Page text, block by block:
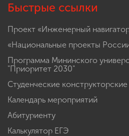
Быстрые ссылки
Проект «Инженерный
«Национальные проекты
Программа Мининского
"Приоритет 2030"
Студенческие
Календарь мероприятий
Абитуриенту
Калькулятор ЕГЭ